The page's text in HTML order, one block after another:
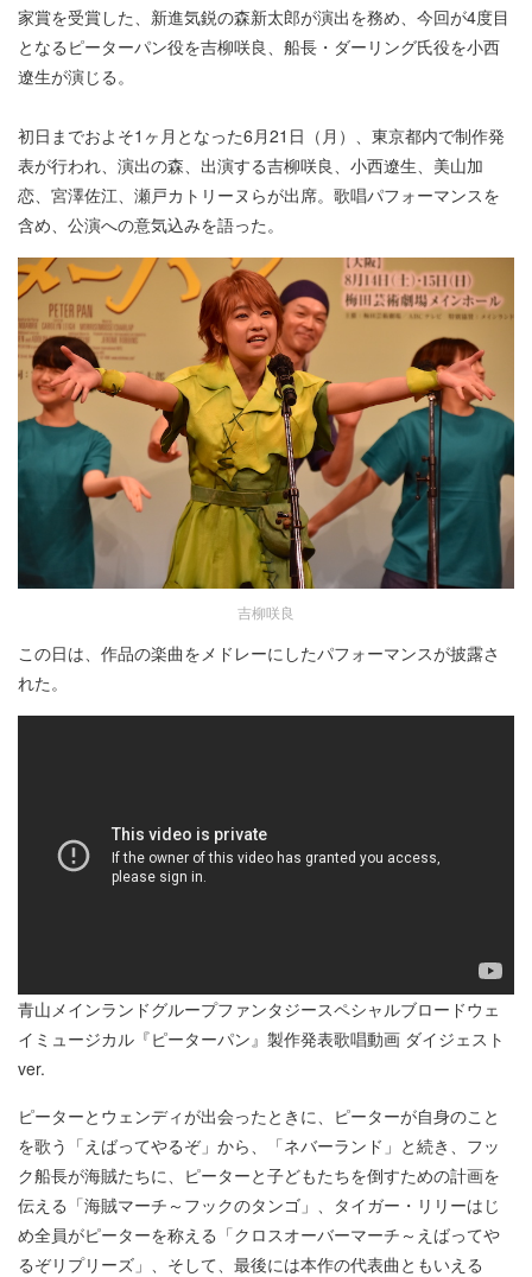
家賞を受賞した、新進気鋭の森新太郎が演出を務め、今回が4度目
となるピーターパン役を吉柳咲良、船長・ダーリング氏役を小西
遼生が演じる。
初日までおよそ1ヶ月となった6月21日（月）、東京都内で制作発
表が行われ、演出の森、出演する吉柳咲良、小西遼生、美山加
恋、宮澤佐江、瀬戸カトリーヌらが出席。歌唱パフォーマンスを
含め、公演への意気込みを語った。
吉柳咲良
この日は、作品の楽曲をメドレーにしたパフォーマンスが披露さ
れた。
青山メインランドグループファンタジースペシャルブロードウェ
イミュージカル『ピーターパン』製作発表歌唱動画 ダイジェスト
ver.
ピーターとウェンディが出会ったときに、ピーターが自身のこと
を歌う「えばってやるぞ」から、「ネバーランド」と続き、フッ
ク船長が海賊たちに、ピーターと子どもたちを倒すための計画を
伝える「海賊マーチ～フックのタンゴ」、タイガー・リリーはじ
め全員がピーターを称える「クロスオーバーマーチ～えばってや
るぞリプリーズ」、そして、最後には本作の代表曲ともいえる